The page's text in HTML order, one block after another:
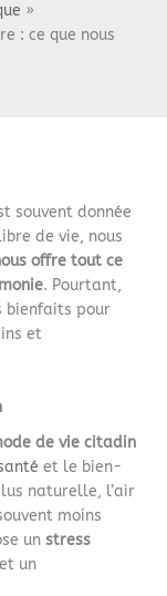
: ce que nous
souvent donnée
de vie, nous
offre tout ce
. Pourtant,
bienfaits pour
et
de vie citadin
et le bien-
naturelle, l’air
moins
unstress
et un